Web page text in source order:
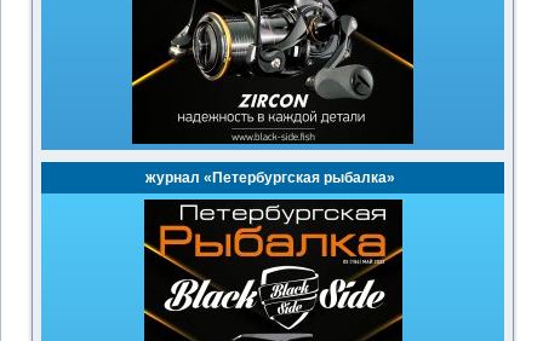
журнал «Петербургская рыбалка»